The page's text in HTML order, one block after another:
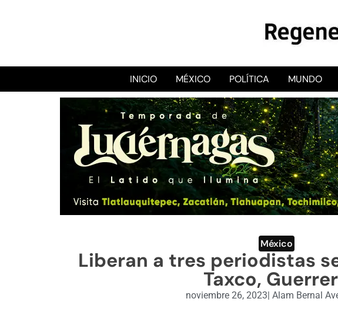
RegeneraciónMX
Sitio de noticias
INICIO MÉXICO POLÍTICA MUNDO
México
Liberan a tres periodistas
Taxco,
noviembre 26, 2023 Alam Bernal